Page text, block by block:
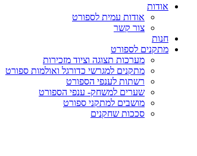
אודות
אודות עמית לספורט
צור קשר
חנות
מתקנים לספורט
מערכות תצוגה וציוד מזכירות
מתקנים למגרשי כדורגל ואולמות ספורט
רשתות לענפי הספורט
שערים למשחק- ענפי הספורט
מושבים למתקני ספורט
סככות שחקנים